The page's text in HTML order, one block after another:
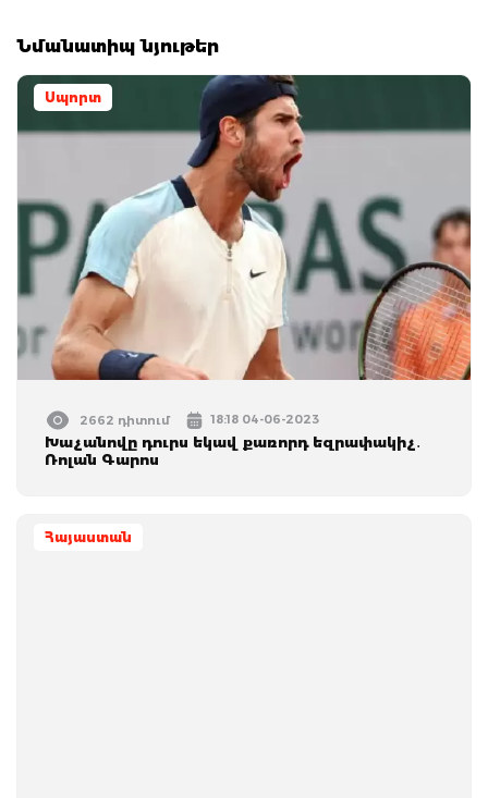
Նմանատիպ նյութեր
Սպորտ
2662 դիտում 18:18 04-06-2023
Խաչանովը դուրս եկավ քառորդ եզրափակիչ․
Ռոլան Գարոս
Հայաստան